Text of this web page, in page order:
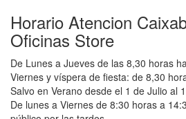
Horario Atencion
Oficinas Store
De Lunes a Jueves de las 8,30 horas
Viernes y víspera de fiesta: de 8,30
Salvo en Verano desde el 1 de Julio al
De lunes a Viernes de 8:30 horas a